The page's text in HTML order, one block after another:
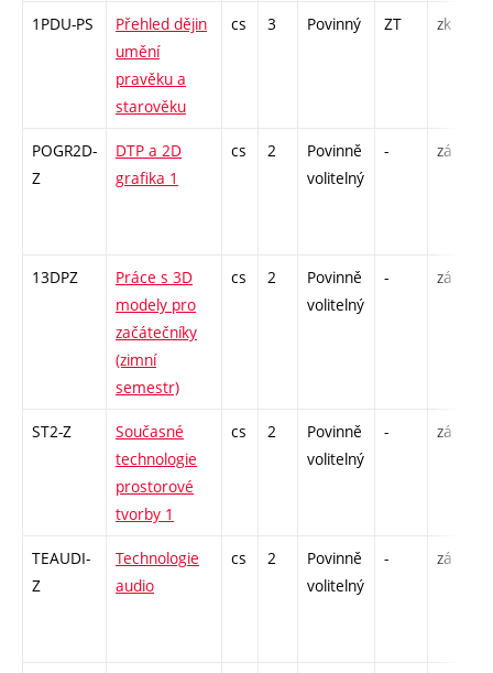
1PDU-PS
Přehled dějin
umění
pravěku a
starověku
cs 3 Povinný ZT zk
POGR2D-
Z
DTP a 2D
grafika 1
cs 2
Povinně
volitelný
- zá
13DPZ
Práce s 3D
modely pro
začátečníky
(zimní
semestr)
cs 2
Povinně
volitelný
- zá
ST2-Z
Současné
technologie
prostorové
tvorby 1
cs 2
Povinně
volitelný
- zá
TEAUDI-
Z
Technologie
audio
cs 2
Povinně
volitelný
- zá